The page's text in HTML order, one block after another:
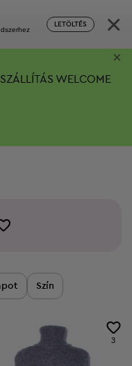
LETÖLTÉS ×
WELCOME
×
Szín
3